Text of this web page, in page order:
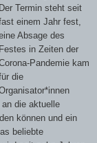
Der Termin steht seit
einem Jahr fest,
Absage des
Festes in Zeiten der
Pandemie kam
die
die aktuelle
können und ein
beliebte